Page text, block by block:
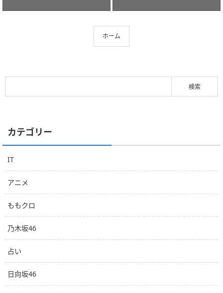
ホーム
カテゴリー
IT
アニメ
ももクロ
乃木坂46
占い
日向坂46